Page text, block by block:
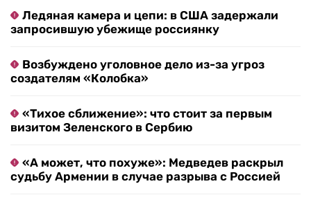
Ледяная камера и цепи: в США задержали
запросившую убежище россиянку
Возбуждено уголовное дело из-за угроз
создателям «Колобка»
«Тихое сближение»: что стоит за первым
визитом Зеленского в Сербию
«А может, что похуже»: Медведев раскрыл
судьбу Армении в случае разрыва с Россией